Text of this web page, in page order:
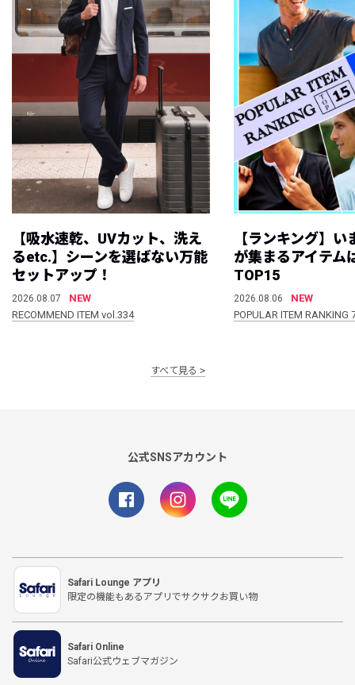
【吸水速乾、UVカット、洗え
るetc.】シーンを選ばない万能
セットアップ！
2026.08.07
NEW
RECOMMEND ITEM vol.334
【ランキング】
が集まるアイテム
TOP15
2026.08.06
NEW
POPULAR ITEM
すべて見る
公式SNSアカウント
Safari Lounge アプリ
限定の機能もあるアプリでサクサクお買い物
Safari Online
Safari公式ウェブマガジン